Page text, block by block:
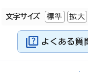
文字サイズ 標準 拡大
よくある質